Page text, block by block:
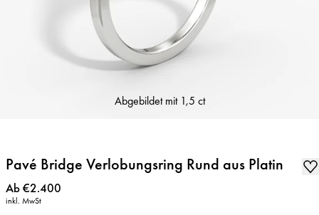
Abgebildet mit 1,5 ct
Pavé Bridge Verlobungsring Rund aus Platin
Preis:
Ab €2.400
inkl. MwSt